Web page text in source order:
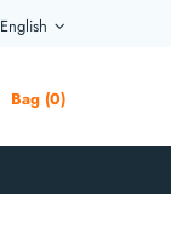
English
Bag (0)